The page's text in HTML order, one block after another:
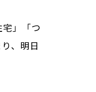
」「つ
、明日